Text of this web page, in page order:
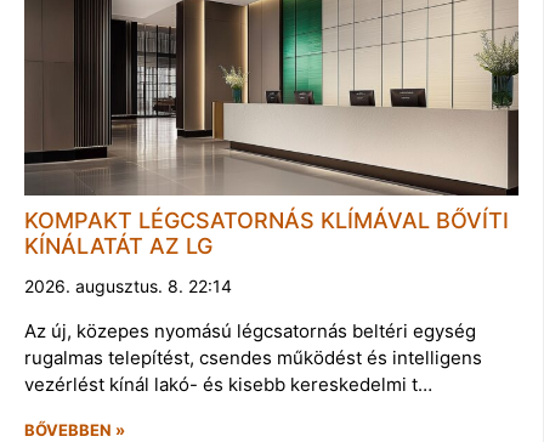
KOMPAKT LÉGCSATORNÁS KLÍMÁVAL BŐVÍTI
KÍNÁLATÁT AZ LG
2026. augusztus. 8. 22:14
Az új, közepes nyomású légcsatornás beltéri egység
rugalmas telepítést, csendes működést és intelligens
vezérlést kínál lakó- és kisebb kereskedelmi t…
BŐVEBBEN »